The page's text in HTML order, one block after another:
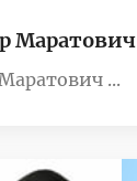
Маратович
...